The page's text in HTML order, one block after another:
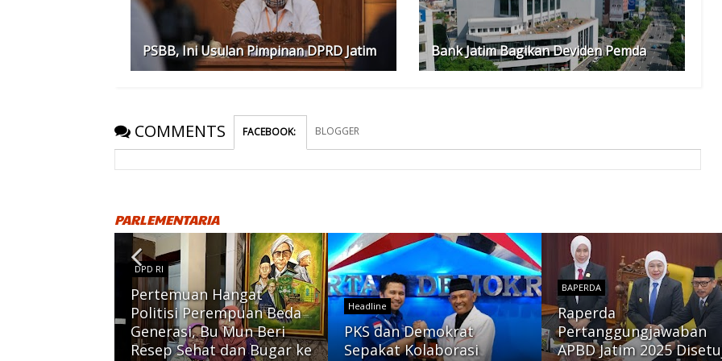
PSBB, Ini Usulan Pimpinan DPRD Jatim Bank Jatim Bagikan Deviden Pemda
COMMENTS FACEBOOK: BLOGGER
PARLEMENTARIA
DPD RI
Pertemuan Hangat
Politisi Perempuan Beda
Generasi, Bu Mun Beri
Resep Sehat dan Bugar ke
Headline
PKS dan Demokrat
Sepakat Kolaborasi
BAPERDA
Raperda
Pertanggungjawaban
APBD Jatim 2025